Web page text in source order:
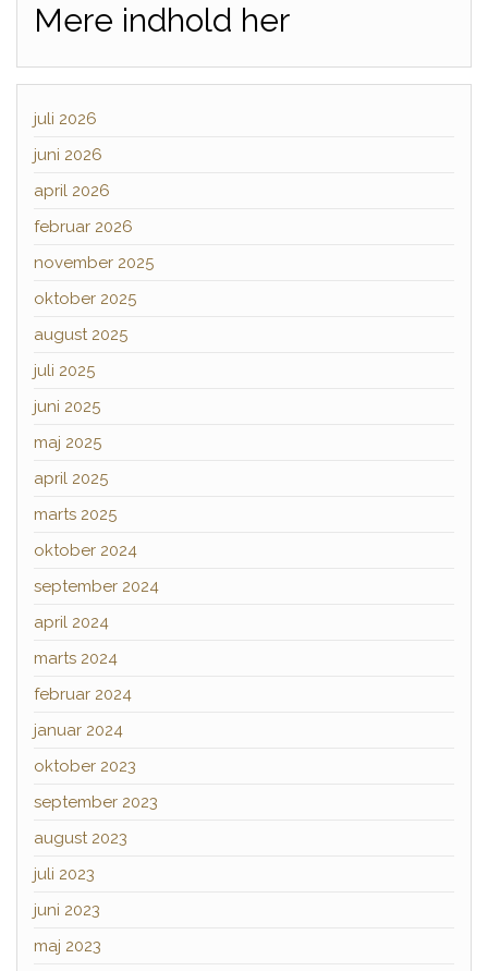
Mere indhold her
juli 2026
juni 2026
april 2026
februar 2026
november 2025
oktober 2025
august 2025
juli 2025
juni 2025
maj 2025
april 2025
marts 2025
oktober 2024
september 2024
april 2024
marts 2024
februar 2024
januar 2024
oktober 2023
september 2023
august 2023
juli 2023
juni 2023
maj 2023